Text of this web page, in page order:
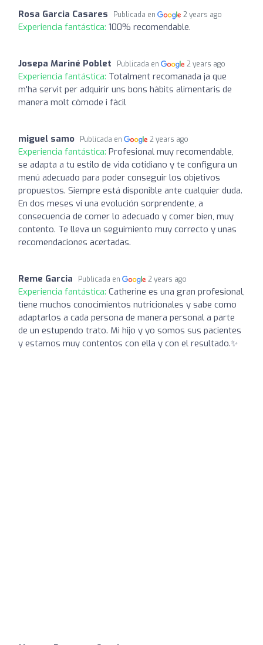
Rosa Garcia Casares Publicada en 2 years ago
Experiencia fantástica: 100% recomendable.
Josepa Mariné Poblet Publicada en 2 years ago
Experiencia fantástica: Totalment recomanada ja que
m'ha servit per adquirir uns bons hàbits alimentaris de
manera molt còmode i fàcil
miguel samo Publicada en 2 years ago
Experiencia fantástica: Profesional muy recomendable,
se adapta a tu estilo de vida cotidiano y te configura un
menú adecuado para poder conseguir los objetivos
propuestos. Siempre está disponible ante cualquier duda.
En dos meses vi una evolución sorprendente, a
consecuencia de comer lo adecuado y comer bien, muy
contento. Te lleva un seguimiento muy correcto y unas
recomendaciones acertadas.
Reme Garcia Publicada en 2 years ago
Experiencia fantástica: Catherine es una gran profesional,
tiene muchos conocimientos nutricionales y sabe como
adaptarlos a cada persona de manera personal a parte
de un estupendo trato. Mi hijo y yo somos sus pacientes
y estamos muy contentos con ella y con el resultado.✨️